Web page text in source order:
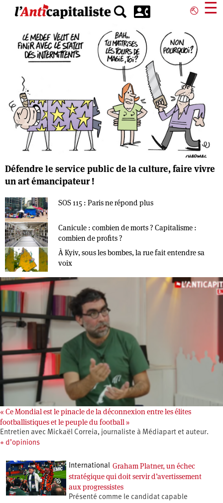
principal
⎋ ☰
Défendre le service public de la culture, faire vivre
un art émancipateur !
SOS 115 : Paris ne répond plus
Canicule : combien de morts ? Capitalisme :
combien de profits ?
À Kyiv, sous les bombes, la rue fait entendre sa
voix
« Ce Mondial est le pinacle de la déconnexion entre les élites
footballistiques et le peuple du football »
Entretien avec Mickaël Correia, journaliste à Médiapart et auteur.
+ d’opinions
International Graham Platner, un échec
stratégique qui doit servir d’avertissement
aux progressistes
Présenté comme le candidat capable